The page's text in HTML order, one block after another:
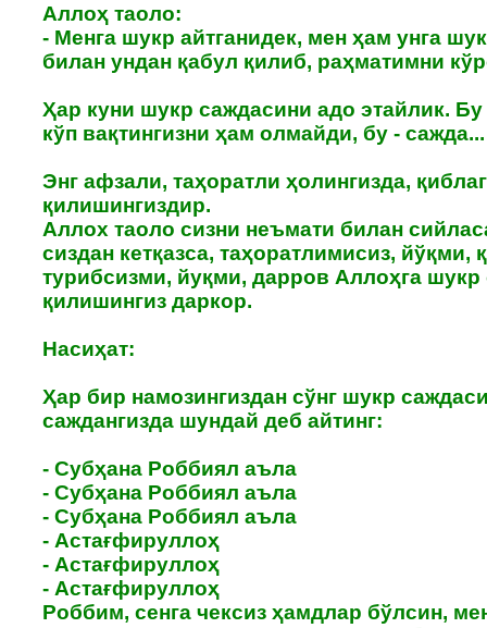
Аллоҳ таоло:
- Менга шукр айтганидек, мен ҳам унга
билан ундан қабул қилиб, раҳматимни
Ҳар куни шукр саждасини адо этайлик.
кўп вақтингизни ҳам олмайди, бу - сажда...
Энг афзали, таҳоратли ҳолингизда,
қилишингиздир.
Аллох таоло сизни неъмати билан
сиздан кетқазса, таҳоратлимисиз, йўқми,
турибсизми, йуқми, дарров Аллоҳга шукр
қилишингиз даркор.
Насиҳат:
Ҳар бир намозингиздан сўнг шукр
саждангизда шундай деб айтинг:
- Субҳана Роббиял аъла
- Субҳана Роббиял аъла
- Субҳана Роббиял аъла
- Астағфируллоҳ
- Астағфируллоҳ
- Астағфируллоҳ
Роббим, сенга чексиз ҳамдлар бўлсин,